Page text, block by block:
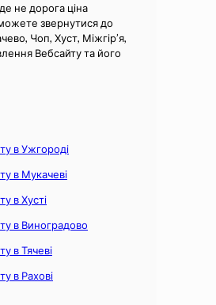
не дорога ціна
звернутися до
Чоп, Хуст, Міжгір’я,
Вебсайту та його
в Ужгороді
в Мукачеві
в Хусті
в Виноградово
в Тячеві
в Рахові